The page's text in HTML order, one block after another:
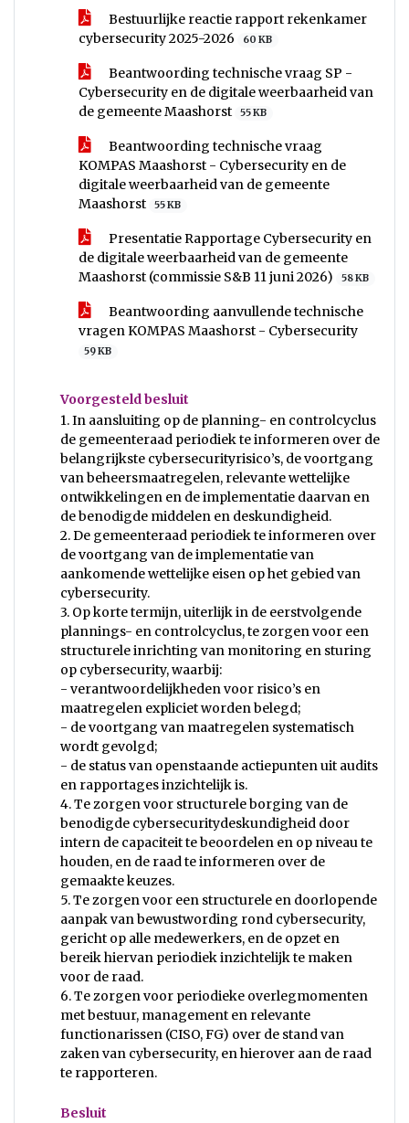
Bestuurlijke reactie rapport rekenkamer
cybersecurity 2025-2026
60 KB
Beantwoording technische vraag SP -
Cybersecurity en de digitale weerbaarheid van
de gemeente Maashorst
55 KB
Beantwoording technische vraag
KOMPAS Maashorst - Cybersecurity en de
digitale weerbaarheid van de gemeente
Maashorst
55 KB
Presentatie Rapportage Cybersecurity en
de digitale weerbaarheid van de gemeente
Maashorst (commissie S&B 11 juni 2026)
58 KB
Beantwoording aanvullende technische
vragen KOMPAS Maashorst - Cybersecurity
59 KB
Voorgesteld besluit
1. In aansluiting op de planning- en controlcyclus
de gemeenteraad periodiek te informeren over de
belangrijkste cybersecurityrisico’s, de voortgang
van beheersmaatregelen, relevante wettelijke
ontwikkelingen en de implementatie daarvan en
de benodigde middelen en deskundigheid.
2. De gemeenteraad periodiek te informeren over
de voortgang van de implementatie van
aankomende wettelijke eisen op het gebied van
cybersecurity.
3. Op korte termijn, uiterlijk in de eerstvolgende
plannings- en controlcyclus, te zorgen voor een
structurele inrichting van monitoring en sturing
op cybersecurity, waarbij:
- verantwoordelijkheden voor risico’s en
maatregelen expliciet worden belegd;
- de voortgang van maatregelen systematisch
wordt gevolgd;
- de status van openstaande actiepunten uit audits
en rapportages inzichtelijk is.
4. Te zorgen voor structurele borging van de
benodigde cybersecuritydeskundigheid door
intern de capaciteit te beoordelen en op niveau te
houden, en de raad te informeren over de
gemaakte keuzes.
5. Te zorgen voor een structurele en doorlopende
aanpak van bewustwording rond cybersecurity,
gericht op alle medewerkers, en de opzet en
bereik hiervan periodiek inzichtelijk te maken
voor de raad.
6. Te zorgen voor periodieke overlegmomenten
met bestuur, management en relevante
functionarissen (CISO, FG) over de stand van
zaken van cybersecurity, en hierover aan de raad
te rapporteren.
Besluit